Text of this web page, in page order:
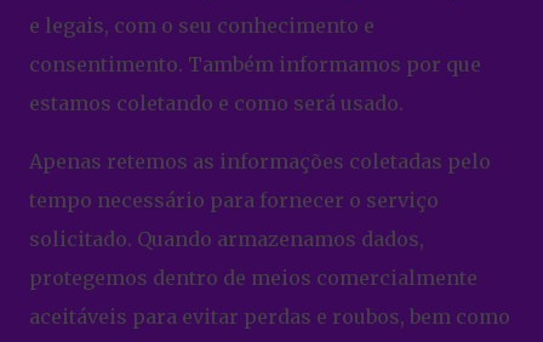
e legais, com o seu conhecimento e
consentimento. Também informamos por que
estamos coletando e como será usado.
Apenas retemos as informações coletadas pelo
tempo necessário para fornecer o serviço
solicitado. Quando armazenamos dados,
protegemos dentro de meios comercialmente
aceitáveis ​​para evitar perdas e roubos, bem como